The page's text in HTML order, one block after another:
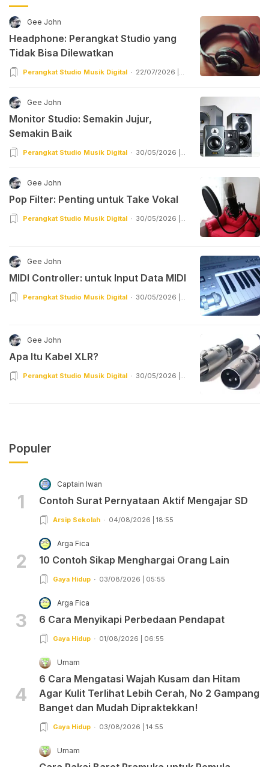
Gee John
Headphone: Perangkat Studio yang
Tidak Bisa Dilewatkan
Perangkat Studio Musik Digital
22/07/2026 |
Gee John
Monitor Studio: Semakin Jujur,
Semakin Baik
Perangkat Studio Musik Digital
30/05/2026 |
Gee John
Pop Filter: Penting untuk Take Vokal
Perangkat Studio Musik Digital
30/05/2026 |
Gee John
MIDI Controller: untuk Input Data MIDI
Perangkat Studio Musik Digital
30/05/2026 |
Gee John
Apa Itu Kabel XLR?
Perangkat Studio Musik Digital
30/05/2026 |
Populer
1
Captain Iwan
Contoh Surat Pernyataan Aktif Mengajar SD
Arsip Sekolah 04/08/2026 | 18:55
2
Arga Fica
10 Contoh Sikap Menghargai Orang Lain
Gaya Hidup 03/08/2026 | 05:55
3
Arga Fica
6 Cara Menyikapi Perbedaan Pendapat
Gaya Hidup 01/08/2026 | 06:55
4
Umam
6 Cara Mengatasi Wajah Kusam dan Hitam
Agar Kulit Terlihat Lebih Cerah, No 2 Gampang
Banget dan Mudah Dipraktekkan!
Gaya Hidup 03/08/2026 | 14:55
Umam